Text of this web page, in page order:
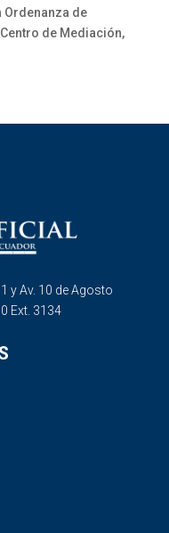
Ordenanza de
de Mediación,
y Av. 10 de Agosto
Ext. 3134